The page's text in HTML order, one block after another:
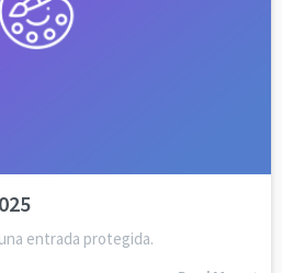
entrada protegida.